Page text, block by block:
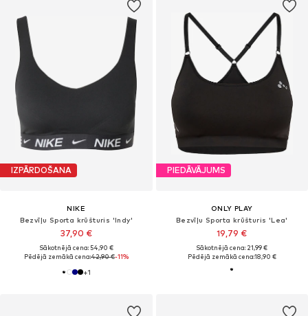
IZPĀRDOŠANA
NIKE
Bezvīļu Sporta krūšturis 'Indy'
37,90 €
Sākotnējā cena: 54,90 €
Pēdējā zemākā cena:42,90 €-11%
+1
PIEDĀVĀJUMS
ONLY PLAY
Bezvīļu Sporta krūšturis 'Lea'
19,79 €
Sākotnējā cena: 21,99 €
Pēdējā zemākā cena:18,90 €